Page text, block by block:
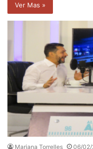
Ver Mas »
Mariana Torrelles 06/02/